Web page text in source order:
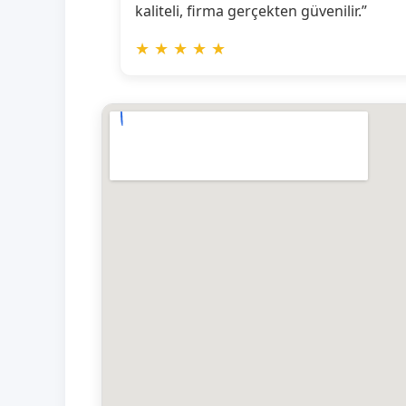
kaliteli, firma gerçekten güvenilir.”
★ ★ ★ ★ ★